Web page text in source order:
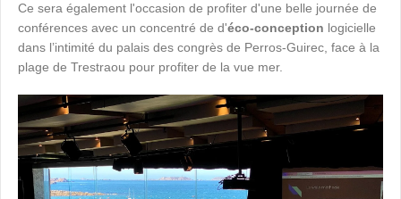
Ce sera également l'occasion de profiter d'une belle journée de
conférences avec un concentré de d'éco-conception logicielle
dans l’intimité du palais des congrès de Perros-Guirec, face à la
plage de Trestraou pour profiter de la vue mer.